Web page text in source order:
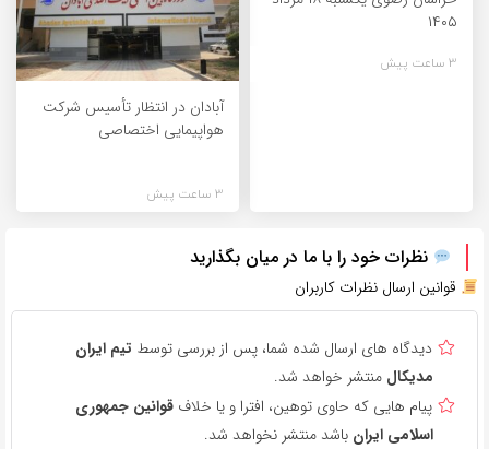
۱۴۰۵
3 ساعت پیش
آبادان در انتظار تأسیس شرکت
هواپیمایی اختصاصی
3 ساعت پیش
نظرات خود را با ما در میان بگذارید
قوانین ارسال نظرات کاربران
دیدگاه های ارسال شده شما، پس از بررسی توسط تیم ایران
مدیکال منتشر خواهد شد.
پیام هایی که حاوی توهین، افترا و یا خلاف قوانین جمهوری
اسلامی ایران باشد منتشر نخواهد شد.